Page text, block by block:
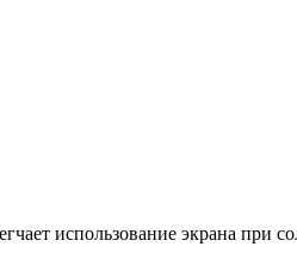
использование экрана при